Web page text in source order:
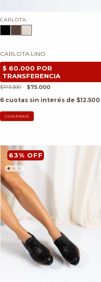
CARLOTA:
CARLOTA LINO
$173.300 $75.000
6 cuotas sin interés de $12.500
COMPRAR
63% OFF